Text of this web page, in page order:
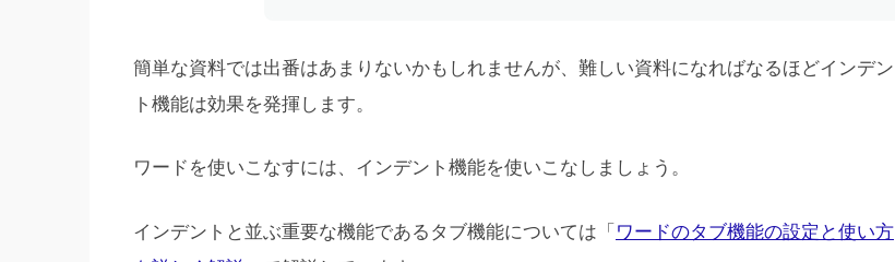
簡単な資料では出番はあまりないかもしれませんが、難しい資料になればなるほどインデン
ト機能は効果を発揮します。
ワードを使いこなすには、インデント機能を使いこなしましょう。
インデントと並ぶ重要な機能であるタブ機能については「 ワードのタブ機能の設定と使い方